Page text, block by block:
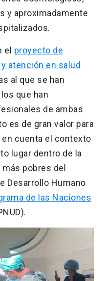
y aproximadamente
el proyecto de
atención en salud
al que se han
que han
de ambas
es de gran valor para
en cuenta el contexto
lugar dentro de la
pobres del
Desarrollo Humano
de las Naciones